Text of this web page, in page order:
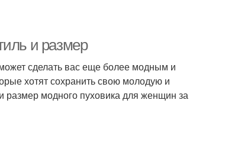
и размер
сделать вас еще более модным и
хотят сохранить свою молодую и
размер модного пуховика для женщин за